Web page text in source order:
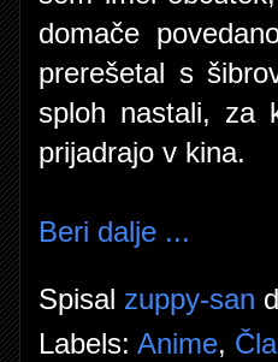
domače
prerešetal s
sploh nastali, za
prijadrajo v kina.
Beri dalje ...
Spisal zuppy-san
Labels: Anime,